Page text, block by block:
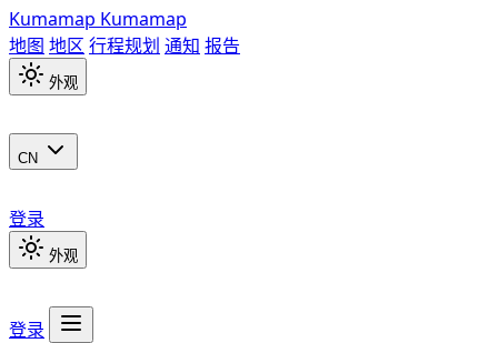
Kumamap Kumamap
地图 地区 行程规划 通知 报告
外观
CN
登录
外观
登录